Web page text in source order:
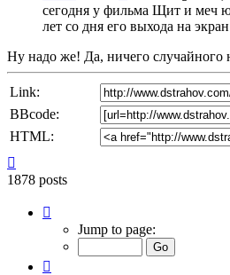
сегодня у фильма Щит и меч
лет со дня его выхода на экран
Ну надо же! Да, ничего случайного
Link:
BBcode:
HTML:
1878 posts
125
Jump to page: